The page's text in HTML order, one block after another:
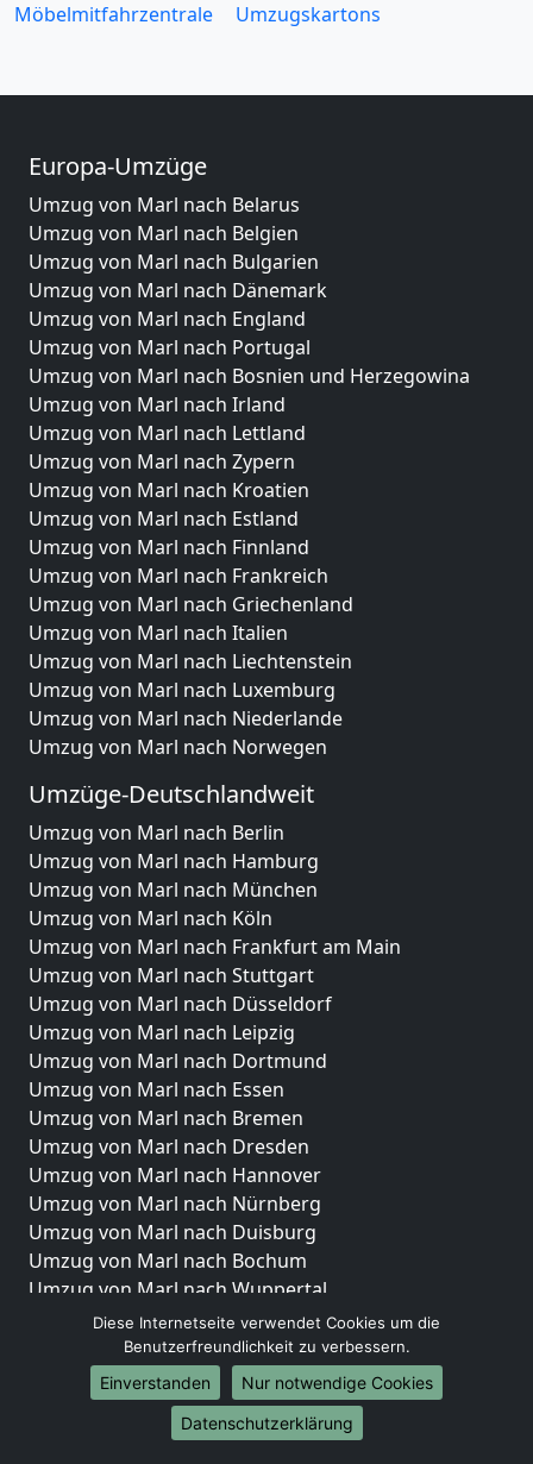
Möbelmitfahrzentrale
Umzugskartons
Europa-Umzüge
Umzug von Marl nach Belarus
Umzug von Marl nach Belgien
Umzug von Marl nach Bulgarien
Umzug von Marl nach Dänemark
Umzug von Marl nach England
Umzug von Marl nach Portugal
Umzug von Marl nach Bosnien und Herzegowina
Umzug von Marl nach Irland
Umzug von Marl nach Lettland
Umzug von Marl nach Zypern
Umzug von Marl nach Kroatien
Umzug von Marl nach Estland
Umzug von Marl nach Finnland
Umzug von Marl nach Frankreich
Umzug von Marl nach Griechenland
Umzug von Marl nach Italien
Umzug von Marl nach Liechtenstein
Umzug von Marl nach Luxemburg
Umzug von Marl nach Niederlande
Umzug von Marl nach Norwegen
Umzüge-Deutschlandweit
Umzug von Marl nach Berlin
Umzug von Marl nach Hamburg
Umzug von Marl nach München
Umzug von Marl nach Köln
Umzug von Marl nach Frankfurt am Main
Umzug von Marl nach Stuttgart
Umzug von Marl nach Düsseldorf
Umzug von Marl nach Leipzig
Umzug von Marl nach Dortmund
Umzug von Marl nach Essen
Umzug von Marl nach Bremen
Umzug von Marl nach Dresden
Umzug von Marl nach Hannover
Umzug von Marl nach Nürnberg
Umzug von Marl nach Duisburg
Umzug von Marl nach Bochum
Umzug von Marl nach Wuppertal
Umzug von Marl nach Bielefeld
Umzug von Marl nach Bonn
Umzug von Marl nach Münster
Internationale-Umzüge
Diese Internetseite verwendet Cookies um die
Benutzerfreundlichkeit zu verbessern.
Einverstanden
Nur notwendige Cookies
Datenschutzerklärung